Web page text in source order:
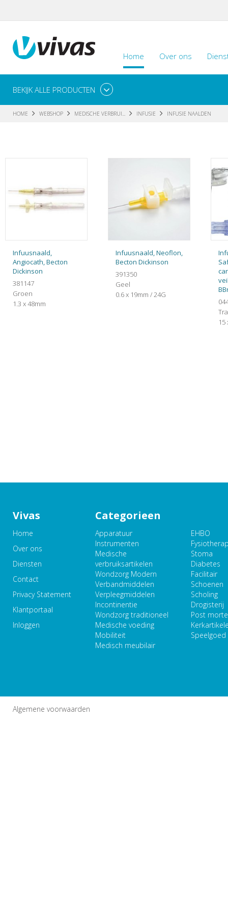
Home Over ons
BEKIJK ALLE PRODUCTEN
HOME WEBSHOP MEDISCHE VERBRUI... INFUSIE INFUSIE NAALDEN
Infuusnaald,
Angiocath, Becton
Dickinson
381147
Groen
1.3 x 48mm
Infuusnaald, Neoflon,
Becton Dickinson
391350
Geel
0.6 x 19mm / 24G
15
Vivas
Home
Over ons
Diensten
Contact
Privacy Statement
Klantportaal
Inloggen
Categorieen
Apparatuur
Instrumenten
Medische
verbruiksartikelen
Wondzorg Modern
Verbandmiddelen
Verpleegmiddelen
Incontinentie
Wondzorg traditioneel
Medische voeding
Mobiliteit
Medisch meubilair
EHBO
Stoma
Diabetes
Facilitair
Schoenen
Scholing
Drogisterij
Post
Speelgoed
Algemene voorwaarden